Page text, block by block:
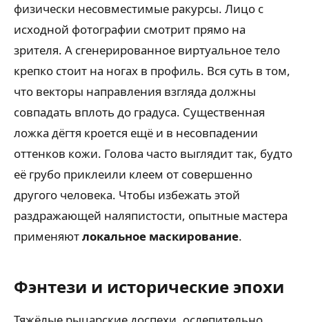
физически несовместимые ракурсы. Лицо с
исходной фотографии смотрит прямо на
зрителя. А сгенерированное виртуальное тело
крепко стоит на ногах в профиль. Вся суть в том,
что векторы направления взгляда должны
совпадать вплоть до градуса. Существенная
ложка дёгтя кроется ещё и в несовпадении
оттенков кожи. Голова часто выглядит так, будто
её грубо приклеили клеем от совершенно
другого человека. Чтобы избежать этой
раздражающей наляпистости, опытные мастера
применяютлокальное маскирование.
Фэнтези и исторические эпохи